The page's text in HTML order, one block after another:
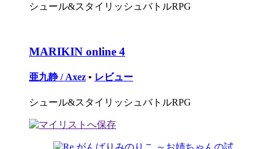
シュール&スタイリッシュバトルRPG
MARIKIN online 4
亜九静 / Axez • レビュー
シュール&スタイリッシュバトルRPG